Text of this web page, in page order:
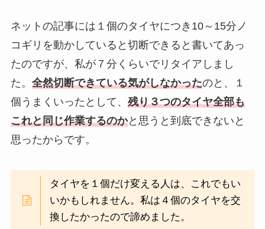
ネットの記事には１個のタイヤにつき10～15分ノ
コギリを動かしていると切断できると書いてあっ
たのですが、私が７分くらいでリタイアしまし
た。 全然切断できている気がしなかったのと、１
個うまくいったとして、 残り３つのタイヤ全部も
これと同じ作業するのかと思うと到底できないと
思ったからです。
タイヤを１個だけ変える人は、これでもい
いかもしれません。私は４個のタイヤを交
換したかったので諦めました。